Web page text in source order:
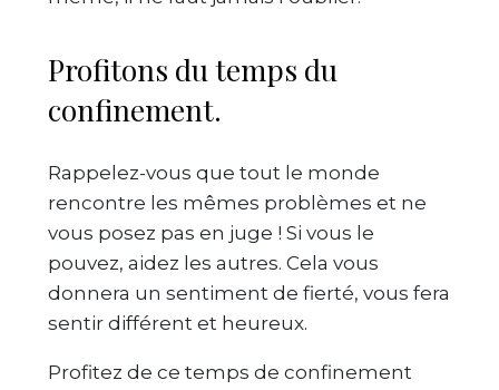
Profitons du temps du
confinement.
Rappelez-vous que tout le monde
rencontre les mêmes problèmes et ne
vous posez pas en juge ! Si vous le
pouvez, aidez les autres. Cela vous
donnera un sentiment de fierté, vous fera
sentir différent et heureux.
Profitez de ce temps de confinement